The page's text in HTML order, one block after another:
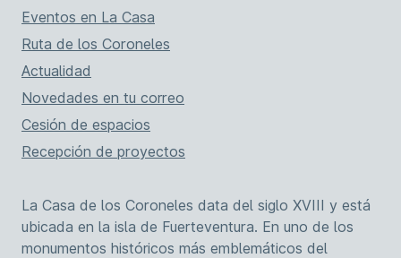
Eventos en La Casa
Ruta de los Coroneles
Actualidad
Novedades en tu correo
Cesión de espacios
Recepción de proyectos
La Casa de los Coroneles data del siglo XVIII y está
ubicada en la isla de Fuerteventura. En uno de los
monumentos históricos más emblemáticos del